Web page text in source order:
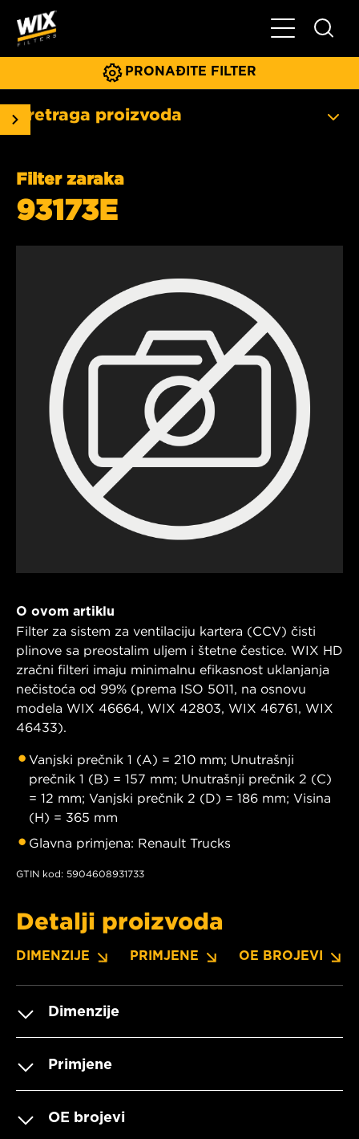
Glavni meni
PRONAĐITE FILTER
Pretraga proizvoda
Filter zaraka
93173E
O ovom artiklu
Filter za sistem za ventilaciju kartera (CCV) čisti
plinove sa preostalim uljem i štetne čestice. WIX HD
zračni filteri imaju minimalnu efikasnost uklanjanja
nečistoća od 99% (prema ISO 5011, na osnovu
modela WIX 46664, WIX 42803, WIX 46761, WIX
46433).
Vanjski prečnik 1 (A) = 210 mm; Unutrašnji
prečnik 1 (B) = 157 mm; Unutrašnji prečnik 2 (C)
= 12 mm; Vanjski prečnik 2 (D) = 186 mm; Visina
(H) = 365 mm
Glavna primjena: Renault Trucks
GTIN kod: 5904608931733
Detalji proizvoda
DIMENZIJE PRIMJENE OE BROJEVI
Dimenzije
Primjene
OE brojevi